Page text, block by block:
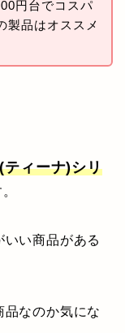
円台でコスパ
製品はオススメ
ィーナ)シリ
い商品がある
品なのか気にな